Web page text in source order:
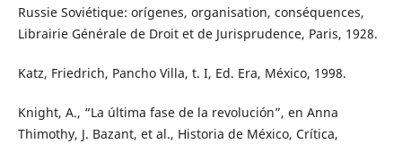
Russie Soviétique: orígenes, organisation, conséquences,
Librairie Générale de Droit et de Jurisprudence, Paris, 1928.
Katz, Friedrich, Pancho Villa, t. I, Ed. Era, México, 1998.
Knight, A., “La última fase de la revolución”, en Anna
Thimothy, J. Bazant, et al., Historia de México, Crítica,